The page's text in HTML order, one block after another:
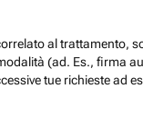
al trattamento,
(ad. Es., firma
tue richieste ad